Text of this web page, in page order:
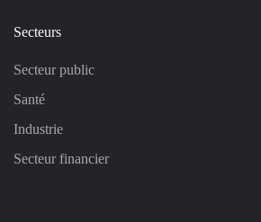
Secteurs
Secteur public
Santé
Industrie
Secteur financier